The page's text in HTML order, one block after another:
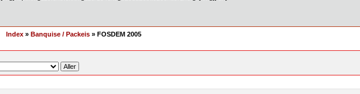
Index » Banquise / Packeis » FOSDEM 2005